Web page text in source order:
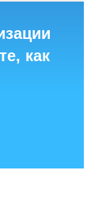
как